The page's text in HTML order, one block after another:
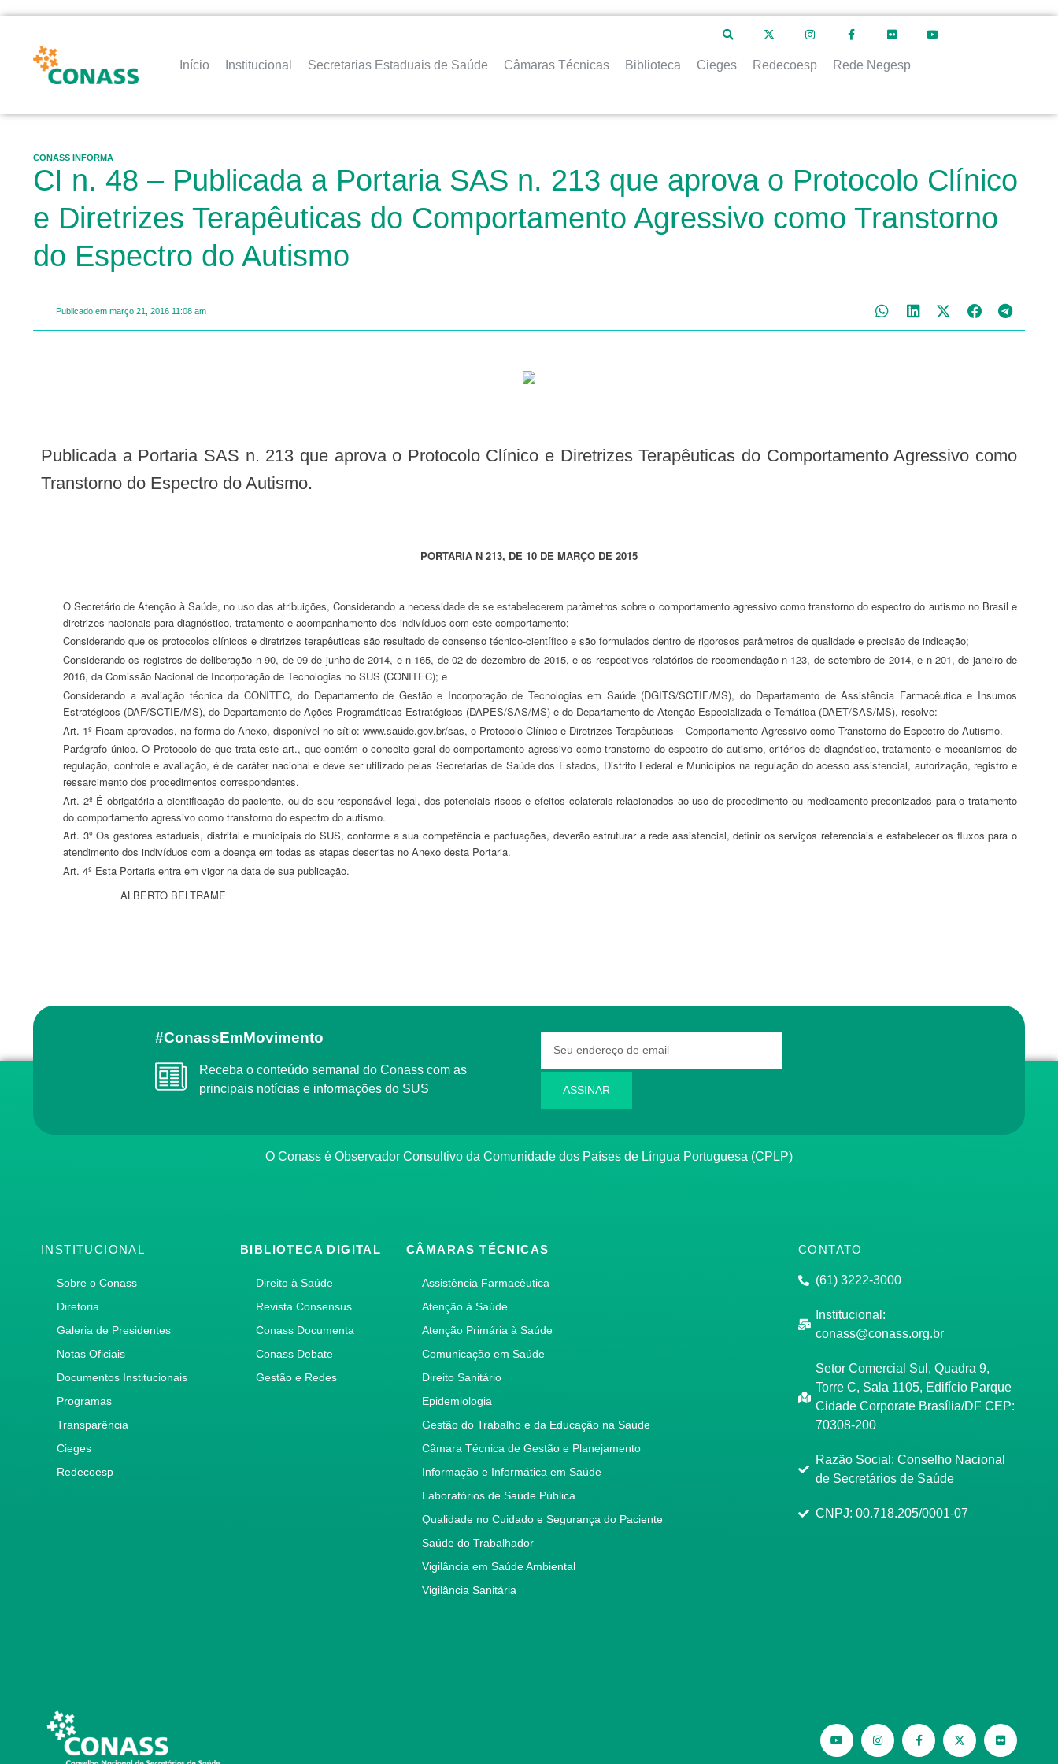
Início Institucional Secretarias Estaduais de Saúde Câmaras Técnicas Biblioteca Cieges Redecoesp Rede Negesp
CONASS INFORMA
CI n. 48 – Publicada a Portaria SAS n. 213 que aprova o Protocolo Clínico
e Diretrizes Terapêuticas do Comportamento Agressivo como Transtorno
do Espectro do Autismo
Publicado em março 21, 2016 11:08 am
Publicada a Portaria SAS n. 213 que aprova o Protocolo Clínico e Diretrizes Terapêuticas do Comportamento Agressivo como
Transtorno do Espectro do Autismo.
PORTARIA N 213, DE 10 DE MARÇO DE 2015
O Secretário de Atenção à Saúde, no uso das atribuições, Considerando a necessidade de se estabelecerem parâmetros sobre o comportamento agressivo como transtorno do espectro do autismo no Brasil e
diretrizes nacionais para diagnóstico, tratamento e acompanhamento dos indivíduos com este comportamento;
Considerando que os protocolos clínicos e diretrizes terapêuticas são resultado de consenso técnico-científico e são formulados dentro de rigorosos parâmetros de qualidade e precisão de indicação;
Considerando os registros de deliberação n 90, de 09 de junho de 2014, e n 165, de 02 de dezembro de 2015, e os respectivos relatórios de recomendação n 123, de setembro de 2014, e n 201, de janeiro de
2016, da Comissão Nacional de Incorporação de Tecnologias no SUS (CONITEC); e
Considerando a avaliação técnica da CONITEC, do Departamento de Gestão e Incorporação de Tecnologias em Saúde (DGITS/SCTIE/MS), do Departamento de Assistência Farmacêutica e Insumos
Estratégicos (DAF/SCTIE/MS), do Departamento de Ações Programáticas Estratégicas (DAPES/SAS/MS) e do Departamento de Atenção Especializada e Temática (DAET/SAS/MS), resolve:
Art. 1º Ficam aprovados, na forma do Anexo, disponível no sítio: www.saúde.gov.br/sas, o Protocolo Clínico e Diretrizes Terapêuticas – Comportamento Agressivo como Transtorno do Espectro do Autismo.
Parágrafo único. O Protocolo de que trata este art., que contém o conceito geral do comportamento agressivo como transtorno do espectro do autismo, critérios de diagnóstico, tratamento e mecanismos de
regulação, controle e avaliação, é de caráter nacional e deve ser utilizado pelas Secretarias de Saúde dos Estados, Distrito Federal e Municípios na regulação do acesso assistencial, autorização, registro e
ressarcimento dos procedimentos correspondentes.
Art. 2º É obrigatória a cientificação do paciente, ou de seu responsável legal, dos potenciais riscos e efeitos colaterais relacionados ao uso de procedimento ou medicamento preconizados para o tratamento
do comportamento agressivo como transtorno do espectro do autismo.
Art. 3º Os gestores estaduais, distrital e municipais do SUS, conforme a sua competência e pactuações, deverão estruturar a rede assistencial, definir os serviços referenciais e estabelecer os fluxos para o
atendimento dos indivíduos com a doença em todas as etapas descritas no Anexo desta Portaria.
Art. 4º Esta Portaria entra em vigor na data de sua publicação.
ALBERTO BELTRAME
#ConassEmMovimento
Receba o conteúdo semanal do Conass com as
principais notícias e informações do SUS
ASSINAR
O Conass é Observador Consultivo da Comunidade dos Países de Língua Portuguesa (CPLP)
INSTITUCIONAL
Sobre o Conass
Diretoria
Galeria de Presidentes
Notas Oficiais
Documentos Institucionais
Programas
Transparência
Cieges
Redecoesp
BIBLIOTECA DIGITAL
Direito à Saúde
Revista Consensus
Conass Documenta
Conass Debate
Gestão e Redes
CÂMARAS TÉCNICAS
Assistência Farmacêutica
Atenção à Saúde
Atenção Primária à Saúde
Comunicação em Saúde
Direito Sanitário
Epidemiologia
Gestão do Trabalho e da Educação na Saúde
Câmara Técnica de Gestão e Planejamento
Informação e Informática em Saúde
Laboratórios de Saúde Pública
Qualidade no Cuidado e Segurança do Paciente
Saúde do Trabalhador
Vigilância em Saúde Ambiental
Vigilância Sanitária
CONTATO
(61) 3222-3000
Institucional:
conass@conass.org.br
Setor Comercial Sul, Quadra 9,
Torre C, Sala 1105, Edifício Parque
Cidade Corporate Brasília/DF CEP:
70308-200
Razão Social: Conselho Nacional
de Secretários de Saúde
CNPJ: 00.718.205/0001-07